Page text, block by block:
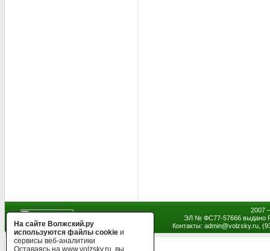
2007
ЭЛ № ФС77-57666 выдано
Контакты: admin@volzsky.ru,
На сайте Волжский.ру
используются файлы cookie и
сервисы веб-аналитики
Оставаясь на www.volzsky.ru, вы